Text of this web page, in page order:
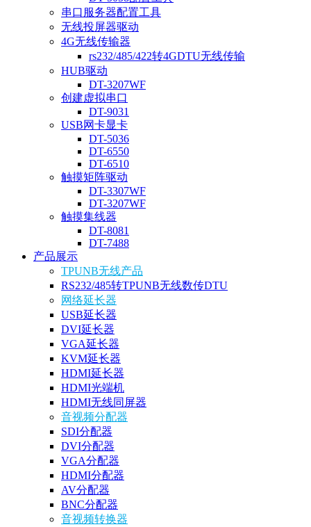
串口服务器配置工具
无线投屏器驱动
4G无线传输器
rs232/485/422转4GDTU无线传输
HUB驱动
DT-3207WF
创建虚拟串口
DT-9031
USB网卡显卡
DT-5036
DT-6550
DT-6510
触摸矩阵驱动
DT-3307WF
DT-3207WF
触摸集线器
DT-8081
DT-7488
产品展示
TPUNB无线产品
RS232/485转TPUNB无线数传DTU
网络延长器
USB延长器
DVI延长器
VGA延长器
KVM延长器
HDMI延长器
HDMI光端机
HDMI无线同屏器
音视频分配器
SDI分配器
DVI分配器
VGA分配器
HDMI分配器
AV分配器
BNC分配器
音视频转换器